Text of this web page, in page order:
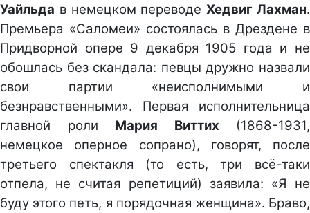
Уайльда в немецком переводеХедвиг Лахман.
Премьера «Саломеи» состоялась в Дрездене в
Придворной опере 9 декабря 1905 года и не
обошлась без скандала: певцы дружно назвали
свои партии «неисполнимыми и
безнравственными». Первая исполнительница
главной роли Мария Виттих (1868-1931,
немецкое оперное сопрано), говорят, после
третьего спектакля (то есть, три всё-таки
отпела, не считая репетиций) заявила: «Я не
буду этого петь, я порядочная женщина». Браво,